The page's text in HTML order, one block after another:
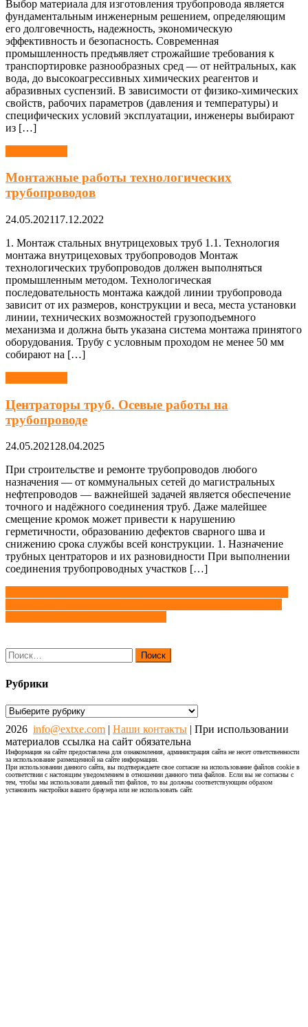
Выбор материала для изготовления трубопровода является
фундаментальным инженерным решением, определяющим
его долговечность, надежность, экономическую
эффективность и безопасность. Современная
промышленность предъявляет строжайшие требования к
транспортировке разнообразных сред — от нейтральных, как
вода, до высокоагрессивных химических реагентов и
абразивных суспензий. В зависимости от физико-химических
свойств, рабочих параметров (давления и температуры) и
специфических условий эксплуатации, инженеры выбирают
из […]
Монтажные работы технологических
трубопроводов
24.05.202117.12.2022
1. Монтаж стальных внутрицеховых труб 1.1. Технология
монтажа внутрицеховых трубопроводов Монтаж
технологических трубопроводов должен выполняться
промышленным методом. Технологическая
последовательность монтажа каждой линии трубопровода
зависит от их размеров, конструкции и веса, места установки
линии, технических возможностей грузоподъемного
механизма и должна быть указана система монтажа принятого
оборудования. Трубу с условным проходом не менее 50 мм
собирают на […]
Центраторы труб. Осевые работы на
трубопроводе
24.05.202128.04.2025
При строительстве и ремонте трубопроводов любого
назначения — от коммунальных сетей до магистральных
нефтепроводов — важнейшей задачей является обеспечение
точного и надёжного соединения труб. Даже малейшее
смещение кромок может привести к нарушению
герметичности, образованию дефектов сварного шва и
снижению срока службы всей конструкции. 1. Назначение
трубных центраторов и их разновидности При выполнении
соединения трубопроводных участков […]
Навигация
по
Найти:
Рубрики
Рубрики
2026 info@extxe.com | Наши контакты | При использовании
материалов ссылка на сайт обязательна
Информация на сайте предоставлена для ознакомления, администрация сайта не несет ответственности
за использование размещенной на сайте информации.
При использовании данного сайта, вы подтверждаете свое согласие на использование файлов cookie в
соответствии с настоящим уведомлением в отношении данного типа файлов. Если вы не согласны с
тем, чтобы мы использовали данный тип файлов, то вы должны соответствующим образом
установить настройки вашего браузера или не использовать сайт.